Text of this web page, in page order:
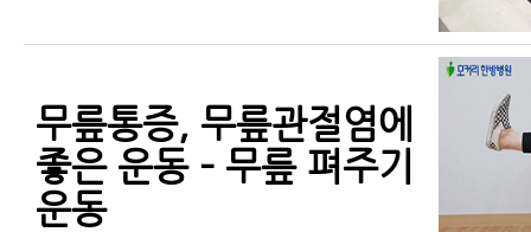
무릎통증, 무릎관절염에
좋은 운동 – 무릎 펴주기
운동